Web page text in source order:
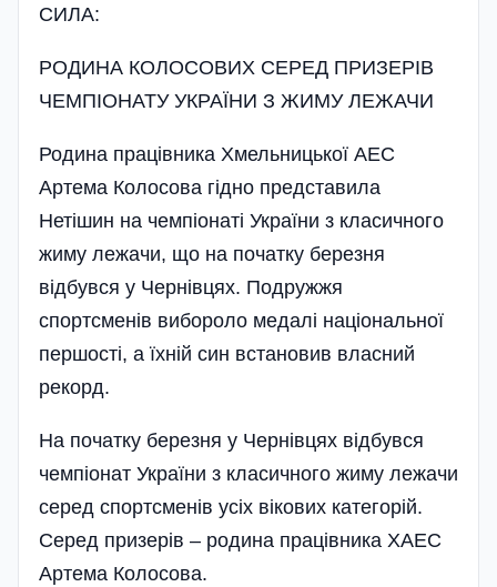
СИЛА:
РОДИНА КОЛОСОВИХ СЕРЕД ПРИЗЕРІВ
ЧЕМПІОНАТУ УКРАЇНИ З ЖИМУ ЛЕЖАЧИ
Родина працівника Хмельницької АЕС
Артема Колосова гідно представила
Нетішин на чемпіонаті України з класичного
жиму лежачи, що на початку березня
відбувся у Чернівцях. Подружжя
спортсменів вибороло медалі національної
першості, а їхній син встановив власний
рекорд.
На початку березня у Чернівцях відбувся
чемпіонат України з класичного жиму лежачи
серед спортсменів усіх вікових категорій.
Серед призерів – родина працівника ХАЕС
Артема Колосова.